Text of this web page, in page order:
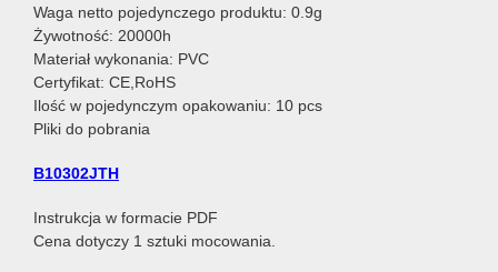
Waga netto pojedynczego produktu: 0.9g
Żywotność: 20000h
Materiał wykonania: PVC
Certyfikat: CE,RoHS
Ilość w pojedynczym opakowaniu: 10 pcs
Pliki do pobrania
B10302JTH
Instrukcja w formacie PDF
Cena dotyczy 1 sztuki mocowania.